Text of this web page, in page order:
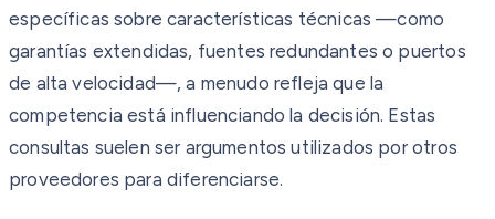
específicas sobre características técnicas —como
garantías extendidas, fuentes redundantes o puertos
de alta velocidad—, a menudo refleja que la
competencia está influenciando la decisión. Estas
consultas suelen ser argumentos utilizados por otros
proveedores para diferenciarse.